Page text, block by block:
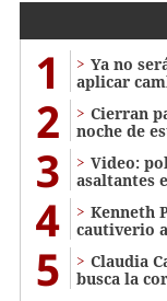
1
Ya no
aplicar
2
Cierran
noche de
3
Video:
asaltantes
4
Kenneth
cautiverio
5
Claudia
busca la